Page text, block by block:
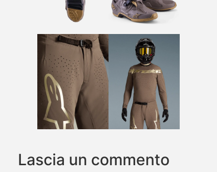
Lascia un commento